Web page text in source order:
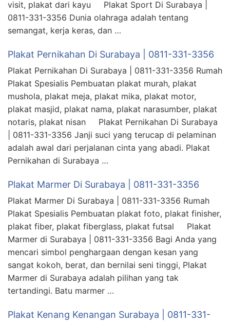
visit, plakat dari kayu Plakat Sport Di Surabaya |
0811-331-3356 Dunia olahraga adalah tentang
semangat, kerja keras, dan …
Plakat Pernikahan Di Surabaya | 0811-331-3356
Plakat Pernikahan Di Surabaya | 0811-331-3356 Rumah
Plakat Spesialis Pembuatan plakat murah, plakat
mushola, plakat meja, plakat mika, plakat motor,
plakat masjid, plakat nama, plakat narasumber, plakat
notaris, plakat nisan Plakat Pernikahan Di Surabaya
| 0811-331-3356 Janji suci yang terucap di pelaminan
adalah awal dari perjalanan cinta yang abadi. Plakat
Pernikahan di Surabaya …
Plakat Marmer Di Surabaya | 0811-331-3356
Plakat Marmer Di Surabaya | 0811-331-3356 Rumah
Plakat Spesialis Pembuatan plakat foto, plakat finisher,
plakat fiber, plakat fiberglass, plakat futsal Plakat
Marmer di Surabaya | 0811-331-3356 Bagi Anda yang
mencari simbol penghargaan dengan kesan yang
sangat kokoh, berat, dan bernilai seni tinggi, Plakat
Marmer di Surabaya adalah pilihan yang tak
tertandingi. Batu marmer …
Plakat Kenang Kenangan Surabaya | 0811-331-